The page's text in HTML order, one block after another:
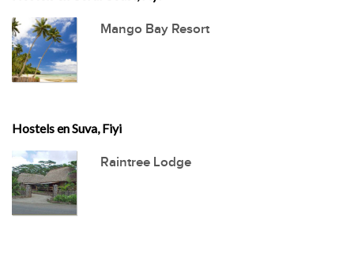
Mango Bay Resort
Hostels en Suva, Fiyi
Raintree Lodge